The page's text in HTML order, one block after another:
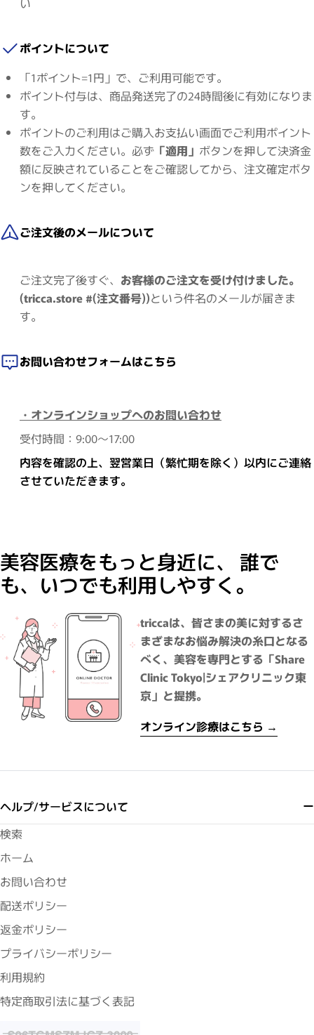
ポイントについて
「1ポイント=1円」で、ご利用可能です。
ポイント付与は、商品発送完了の24時間後に有効になりま
す。
ポイントのご利用はご購入お支払い画面でご利用ポイント
数をご入力ください。必ず 「適用」 ボタンを押して決済金
額に反映されていることをご確認してから、注文確定ボタ
ンを押してください。
ご注文後のメールについて
ご注文完了後すぐ、 お客様のご注文を受け付けました。
(tricca.store #(注文番号))という件名のメールが届きま
す。
お問い合わせフォームはこちら
・オンラインショップへのお問い合わせ
受付時間：9:00～17:00
内容を確認の上、翌営業日（繁忙期を除く）以内にご連絡
させていただきます。
美容医療をもっと身近に、 誰で
も、いつでも利用しやすく。
triccaは、皆さまの美に対するさ
まざまなお悩み解決の糸口となる
べく、美容を専門とする「Share
Clinic Tokyo|シェアクリニック東
京」と提携。
オンライン診療はこちら →
ヘルプ/サービスについて
検索
ホーム
お問い合わせ
配送ポリシー
返金ポリシー
プライバシーポリシー
利用規約
特定商取引法に基づく表記